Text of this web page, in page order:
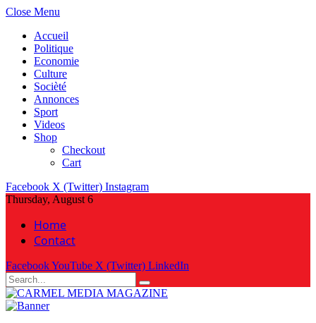
Close Menu
Accueil
Politique
Economie
Culture
Socièté
Annonces
Sport
Videos
Shop
Checkout
Cart
Facebook X (Twitter) Instagram
Thursday, August 6
Home
Contact
FacebookYouTube X (Twitter) LinkedIn